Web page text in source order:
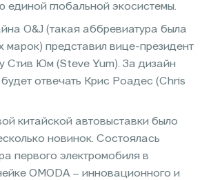
единой глобальной экосистемы.
O&J (такая аббревиатура была
марок) представил вице-президент
Стив Юм (Steve Yum). За дизайн
отвечать Крис Роадес (Chris
китайской автовыставки было
новинок. Состоялась
первого электромобиля в
OMODA – инновационного и